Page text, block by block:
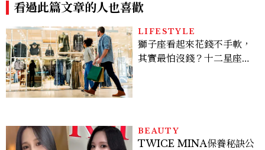
看過此篇文章的人也喜歡
LIFESTYLE
獅子座看起來花錢不手軟，
其實最怕沒錢？十二星座藏
BEAUTY
TWICE MINA保養秘訣公